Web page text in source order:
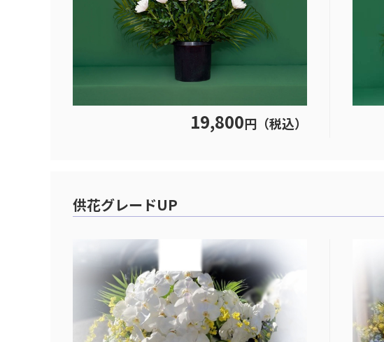
19,800円（税込）
供花グレードUP